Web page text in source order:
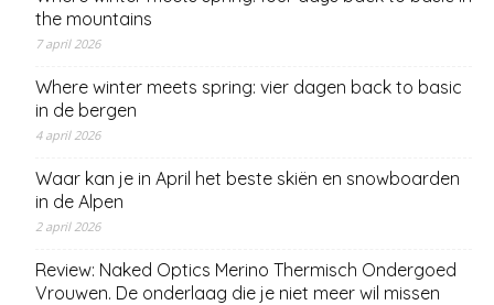
the mountains
7 april 2026
Where winter meets spring: vier dagen back to basic
in de bergen
4 april 2026
Waar kan je in April het beste skiën en snowboarden
in de Alpen
2 april 2026
Review: Naked Optics Merino Thermisch Ondergoed
Vrouwen. De onderlaag die je niet meer wil missen